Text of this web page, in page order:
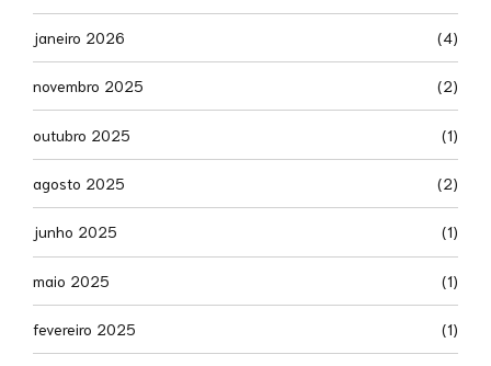
janeiro 2026 (4)
novembro 2025 (2)
outubro 2025 (1)
agosto 2025 (2)
junho 2025 (1)
maio 2025 (1)
fevereiro 2025 (1)